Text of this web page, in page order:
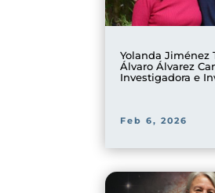
Yolanda Jiménez
Álvaro Álvarez
Investigadora e
Feb 6, 2026